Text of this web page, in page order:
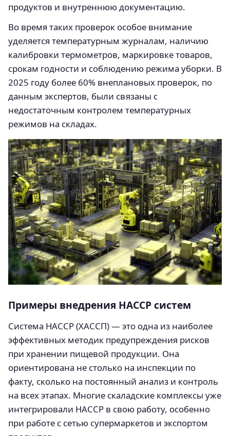
продуктов и внутреннюю документацию.
Во время таких проверок особое внимание
уделяется температурным журналам, наличию
калибровки термометров, маркировке товаров,
срокам годности и соблюдению режима уборки. В
2025 году более 60% внеплановых проверок, по
данным экспертов, были связаны с
недостаточным контролем температурных
режимов на складах.
Примеры внедрения HACCP систем
Система HACCP (ХАССП) — это одна из наиболее
эффективных методик предупреждения рисков
при хранении пищевой продукции. Она
ориентирована не столько на инспекции по
факту, сколько на постоянный анализ и контроль
на всех этапах. Многие скаладские комплексы уже
интегрировали HACCP в свою работу, особенно
при работе с сетью супермаркетов и экспортом